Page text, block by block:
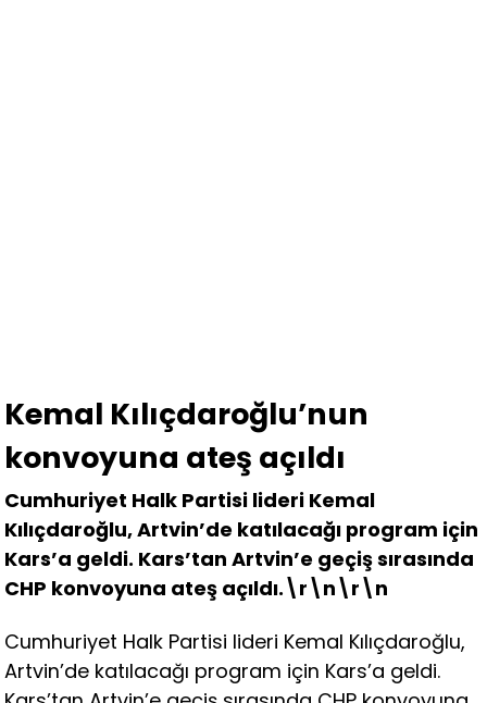
Kemal Kılıçdaroğlu’nun
konvoyuna ateş açıldı
Cumhuriyet Halk Partisi lideri Kemal
Kılıçdaroğlu, Artvin’de katılacağı program için
Kars’a geldi. Kars’tan Artvin’e geçiş sırasında
CHP konvoyuna ateş açıldı.\r\n\r\n
Cumhuriyet Halk Partisi lideri Kemal Kılıçdaroğlu,
Artvin’de katılacağı program için Kars’a geldi.